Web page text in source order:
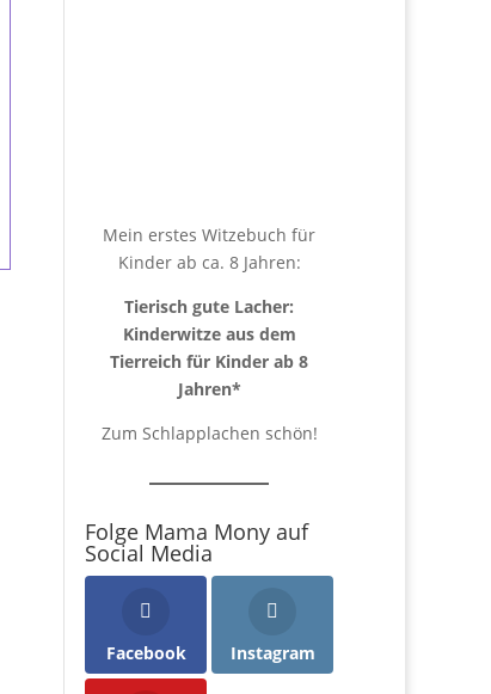
Mein erstes Witzebuch für
Kinder ab ca. 8 Jahren:
Tierisch gute Lacher:
Kinderwitze aus dem
Tierreich für Kinder ab 8
Jahren*
Zum Schlapplachen schön!
Folge Mama Mony auf
Social Media
Facebook Instagram